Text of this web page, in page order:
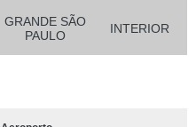
GRANDE SÃO
PAULO
INTERIOR